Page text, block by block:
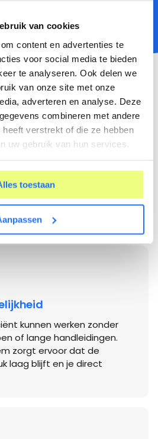
van cookies
content en advertenties te
voor social media te bieden
te analyseren. Ook delen we
van onze site met onze
adverteren en analyse. Deze
combineren met andere
verstrekt of die ze hebben
uw gebruik van hun services.
toestaan
ECD software
werkt hetzelfde. De keuze
impact op je dagelijkse
dossiers en de mate waarin
ingewikkelder maken, maar
en structureren.
juiste systeem zijn dit de
op te letten:
kunnen werken zonder
of lange handleidingen.
zorgt ervoor dat de
laag blijft en je direct